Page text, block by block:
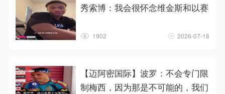
秀索博：我会很怀念维金斯和以赛
1902 2026-07-18
【迈阿密国际】波罗：不会专门限
制梅西，因为那是不可能的，我们